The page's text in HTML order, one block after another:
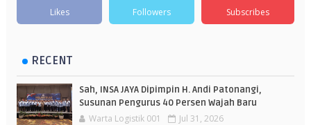
Likes Followers Subscribes
RECENT
Sah, INSA JAYA Dipimpin H. Andi Patonangi,
Susunan Pengurus 40 Persen Wajah Baru
Warta Logistik 001 Jul 31, 2026